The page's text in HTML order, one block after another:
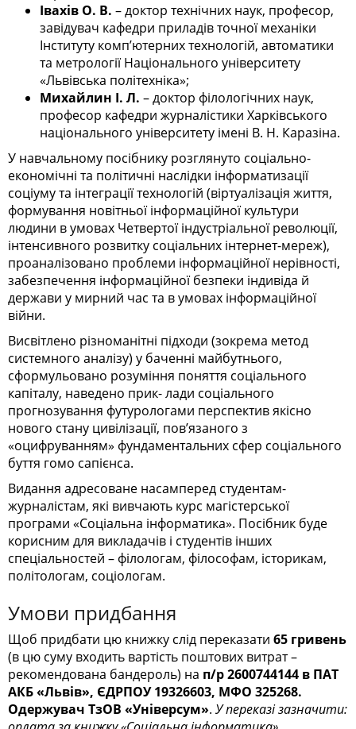
Івахів О. В. – доктор технічних наук, професор,
завідувач кафедри приладів точної механіки
Інституту комп’ютерних технологій, автоматики
та метрології Національного університету
«Львівська політехніка»;
Михайлин І. Л. – доктор філологічних наук,
професор кафедри журналістики Харківського
національного університету імені В. Н. Каразіна.
У навчальному посібнику розглянуто соціально-
економічні та політичні наслідки інформатизації
соціуму та інтеграції технологій (віртуалізація життя,
формування новітньої інформаційної культури
людини в умовах Четвертої індустріальної революції,
інтенсивного розвитку соціальних інтернет-мереж),
проаналізовано проблеми інформаційної нерівності,
забезпечення інформаційної безпеки індивіда й
держави у мирний час та в умовах інформаційної
війни.
Висвітлено різноманітні підходи (зокрема метод
системного аналізу) у баченні майбутнього,
сформульовано розуміння поняття соціального
капіталу, наведено прик- лади соціального
прогнозування футурологами перспектив якісно
нового стану цивілізації, пов’язаного з
«оцифруванням» фундаментальних сфер соціального
буття гомо сапієнса.
Видання адресоване насамперед студентам-
журналістам, які вивчають курс магістерської
програми «Соціальна інформатика». Посібник буде
корисним для викладачів і студентів інших
спеціальностей – філологам, філософам, історикам,
політологам, соціологам.
Умови придбання
Щоб придбати цю книжку слід переказати 65 гривень
(в цю суму входить вартість поштових витрат –
рекомендована бандероль) на п/р 2600744144 в ПАТ
АКБ «Львів», ЄДРПОУ 19326603, МФО 325268.
Одержувач ТзОВ «Універсум». У переказі зазначити: